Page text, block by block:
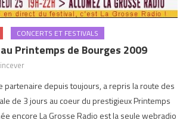
CONCERTS ET FESTIVALS
Printemps de Bourges 2009
partenaire depuis toujours, a repris la route des
de 3 jours au coeur du prestigieux Printemps
encore La Grosse Radio est la seule webradio